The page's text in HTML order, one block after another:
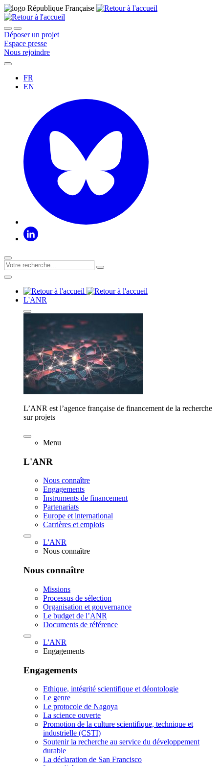
Déposer un projet
Espace presse
Nous rejoindre
FR
EN
L'ANR
L’ANR est l’agence française de financement de la recherche
sur projets
Menu
L'ANR
Nous connaître
Engagements
Instruments de financement
Partenariats
Europe et international
Carrières et emplois
L'ANR
Nous connaître
Nous connaître
Missions
Processus de sélection
Organisation et gouvernance
Le budget de l’ANR
Documents de référence
L'ANR
Engagements
Engagements
Ethique, intégrité scientifique et déontologie
Le genre
Le protocole de Nagoya
La science ouverte
Promotion de la culture scientifique, technique et
industrielle (CSTI)
Soutenir la recherche au service du développement
durable
La déclaration de San Francisco